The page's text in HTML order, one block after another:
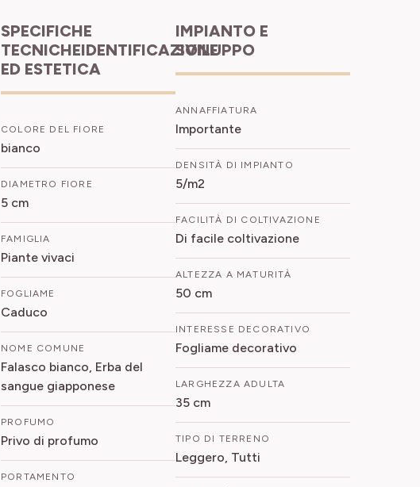
SPECIFICHE
TECNICHEIDENTIFICAZIONE
ED ESTETICA
COLORE DEL FIORE
bianco
DIAMETRO FIORE
5 cm
FAMIGLIA
Piante vivaci
FOGLIAME
Caduco
NOME COMUNE
Falasco bianco, Erba del
sangue giapponese
PROFUMO
Privo di profumo
PORTAMENTO
IMPIANTO E
SVILUPPO
ANNAFFIATURA
Importante
DENSITÀ DI IMPIANTO
5/m2
FACILITÀ DI COLTIVAZIONE
Di facile coltivazione
ALTEZZA A MATURITÀ
50 cm
INTERESSE DECORATIVO
Fogliame decorativo
LARGHEZZA ADULTA
35 cm
TIPO DI TERRENO
Leggero, Tutti